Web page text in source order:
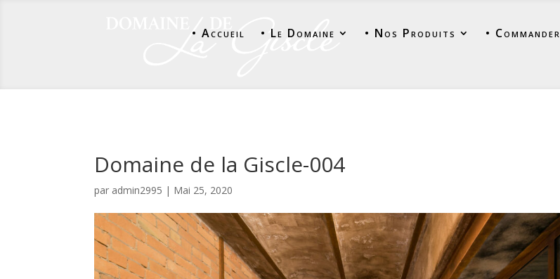
• Accueil • Le Domaine • Nos Produits • Commander
Domaine de la Giscle-004
par admin2995 | Mai 25, 2020